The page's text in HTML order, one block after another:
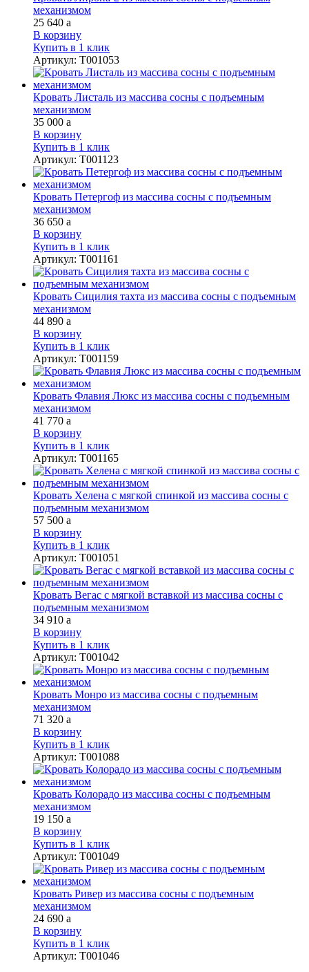
механизмом
25 640 a
В корзину
Купить в 1 клик
Артикул: Т001053
Кровать Листаль из массива сосны с подъемным
механизмом
35 000 a
В корзину
Купить в 1 клик
Артикул: Т001123
Кровать Петергоф из массива сосны с подъемным
механизмом
36 650 a
В корзину
Купить в 1 клик
Артикул: Т001161
Кровать Сицилия тахта из массива сосны с подъемным
механизмом
44 890 a
В корзину
Купить в 1 клик
Артикул: Т001159
Кровать Флавия Люкс из массива сосны с подъемным
механизмом
41 770 a
В корзину
Купить в 1 клик
Артикул: Т001165
Кровать Хелена с мягкой спинкой из массива сосны с
подъемным механизмом
57 500 a
В корзину
Купить в 1 клик
Артикул: Т001051
Кровать Вегас с мягкой вставкой из массива сосны с
подъемным механизмом
34 910 a
В корзину
Купить в 1 клик
Артикул: Т001042
Кровать Монро из массива сосны с подъемным
механизмом
71 320 a
В корзину
Купить в 1 клик
Артикул: Т001088
Кровать Колорадо из массива сосны с подъемным
механизмом
19 150 a
В корзину
Купить в 1 клик
Артикул: Т001049
Кровать Ривер из массива сосны с подъемным
механизмом
24 690 a
В корзину
Купить в 1 клик
Артикул: Т001046